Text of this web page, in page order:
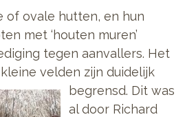
of ovale hutten, en hun
met ‘houten muren’
tegen aanvallers. Het
velden zijn duidelijk
begrensd. Dit was
al door Richard